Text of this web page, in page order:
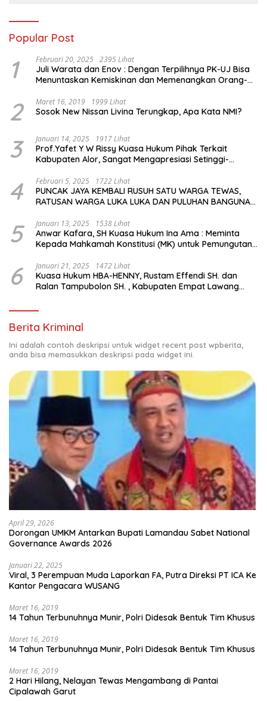
Popular Post
1 Februari 20, 2025 2395 Lihat
Juli Warata dan Enov : Dengan Terpilihnya PK-UJ Bisa
Menuntaskan Kemiskinan dan Memenangkan Orang-
2 Maret 16, 2019 1999 Lihat
Sosok New Nissan Livina Terungkap, Apa Kata NMI?
3 Januari 14, 2025 1917 Lihat
Prof.Yafet Y W Rissy Kuasa Hukum Pihak Terkait
Kabupaten Alor, Sangat Mengapresiasi Setinggi-
dan Bapak Rey Mencabut Gugatannya ke MK
4 Februari 5, 2025 1722 Lihat
PUNCAK JAYA KEMBALI RUSUH SATU WARGA TEWAS,
RATUSAN WARGA LUKA LUKA DAN PULUHAN BANGUNAN
5 Januari 13, 2025 1538 Lihat
Anwar Kafara, SH Kuasa Hukum Ina Ama : Meminta
Kepada Mahkamah Konstitusi (MK) untuk Pemungutan
6 Januari 21, 2025 1472 Lihat
Kuasa Hukum HBA-HENNY, Rustam Effendi SH. dan
Ralan Tampubolon SH. , Kabupaten Empat Lawang
Berita Kriminal
Ini adalah contoh deskripsi untuk widget recent post wpberita,
anda bisa memasukkan deskripsi pada widget ini.
April 29, 2026
Dorongan UMKM Antarkan Bupati Lamandau Sabet National
Governance Awards 2026
Januari 22, 2025
Viral, 3 Perempuan Muda Laporkan FA, Putra Direksi PT ICA Ke
Kantor Pengacara WUSANG
Maret 16, 2019
14 Tahun Terbunuhnya Munir, Polri Didesak Bentuk Tim Khusus
Maret 16, 2019
14 Tahun Terbunuhnya Munir, Polri Didesak Bentuk Tim Khusus
Maret 16, 2019
2 Hari Hilang, Nelayan Tewas Mengambang di Pantai
Cipalawah Garut